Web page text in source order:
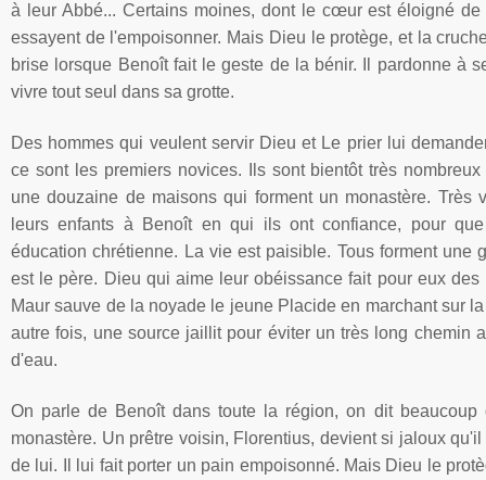
à
leur Abbé... Certains moines, dontle cœur est éloigné
essayentde l'empoisonner. Mais Dieu le protège, et la
brise lorsque Benoîtfait legeste de la bénir. Il pardonne à
vivre toutseul dans sa grotte.
Des hommes qui veulent servir Dieu et Le prier lui
ce sontles premiers novices. Ils sont bientôt très nombreux
une douzaine de maisons qui formentun monastère. Très
leurs enfants à Benoîten qui ils ont confiance, pourque
éducation chrétienne. La vie est paisible. Tous forment une
estle père. Dieu qui aime leur obéissance fait pour euxdes
Maur sauve de la noyade le jeune Placide en marchant sur
autre fois, unesource jaillitpour éviteruntrès long chemin
d'eau.
On parle de Benoît dans toute la région, on dit beaucoup
monastère. Un prêtre voisin, Florentius, devient si jaloux qu'il
de lui. Il lui fait porter un pain empoisonné. Mais Dieu le